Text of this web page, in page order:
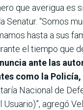
que averigua es
Senatur. “Somos
hasta a sus
el tiempo que
ante las
como la Policía,
Nacional de
Usuario)”, agregó